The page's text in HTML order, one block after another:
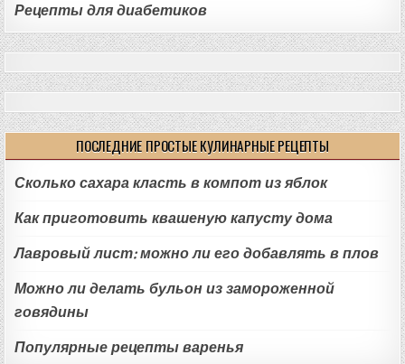
Рецепты для диабетиков
ПОСЛЕДНИЕ ПРОСТЫЕ КУЛИНАРНЫЕ РЕЦЕПТЫ
Сколько сахара класть в компот из яблок
Как приготовить квашеную капусту дома
Лавровый лист: можно ли его добавлять в плов
Можно ли делать бульон из замороженной
говядины
Популярные рецепты варенья